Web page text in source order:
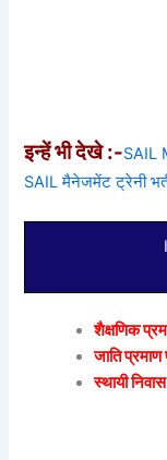
इन्हें भी देखे :-SAIL
SAIL मैनेजमेंट ट्रेनी
शैक्षणिक
जाति प्रमाण
स्थायी